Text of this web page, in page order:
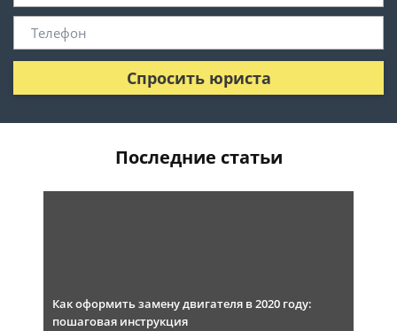
Спросить юриста
Последние статьи
Как оформить замену двигателя в 2020 году:
пошаговая инструкция